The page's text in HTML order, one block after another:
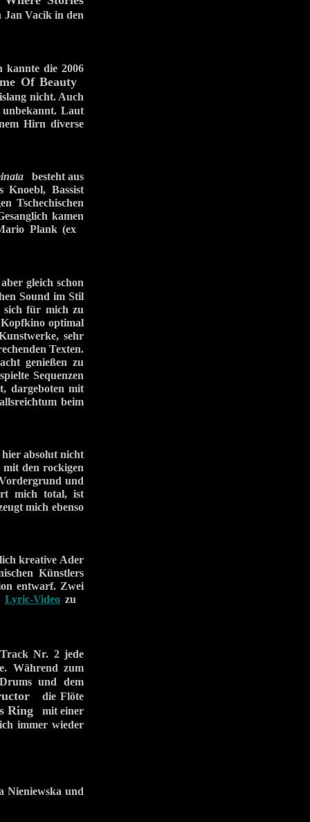
Jan Vacik in den
kannte die 2006
Of Beauty
nicht. Auch
Laut
Hirn diverse
besteht aus
Knoebl, Bassist
Tschechischen
kamen
Plank (ex
gleich schon
Sound im Stil
sich für mich zu
Kopfkino optimal
sehr
Texten.
genießen zu
Sequenzen
dargeboten mit
beim
hier absolut nicht
mit den rockigen
und
mich total, ist
mich ebenso
kreative Ader
Künstlers
entwarf. Zwei
Lyric-Video zu
Nr. 2 jede
Während zum
und dem
die Flöte
Ring mit einer
immer wieder
und